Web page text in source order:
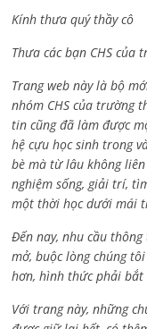
Kính thưa quý thầy cô
Thưa các bạn CHS của
Trang web này là bộ
nhóm CHS của trường
tin cũng đã làm được
hệ cựu học sinh trong
bè mà từ lâu không
nghiệm sống, giải trí,
một thời học dưới mái
Đến nay, nhu cầu
mở, buộc lòng chúng
hơn, hình thức phải bắt
Với trang này, những